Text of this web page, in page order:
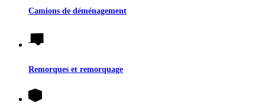
Camions de déménagement
Remorques et remorquage